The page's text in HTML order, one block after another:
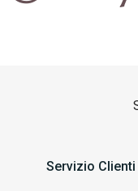
Servizio Clienti